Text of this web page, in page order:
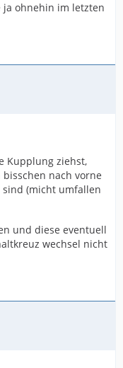
ja ohnehin im letzten
Kupplung ziehst,
nach vorne
(micht umfallen
und diese eventuell
wechsel nicht